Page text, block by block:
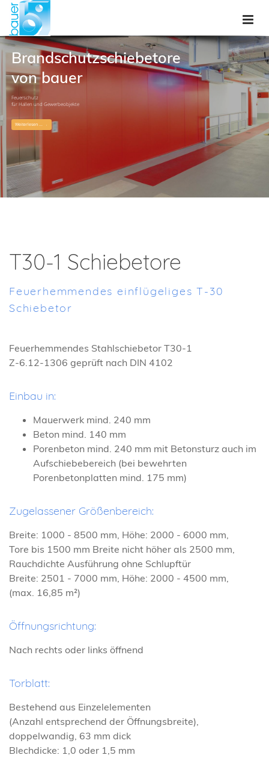
Brandschutzschiebetore
von bauer
Feuerschutz
für Hallen und Gewerbeobjekte
Weiterlesen ...
T30-1 Schiebetore
Feuerhemmendes einflügeliges T-30
Schiebetor
Feuerhemmendes Stahlschiebetor T30-1
Z-6.12-1306 geprüft nach DIN 4102
Einbau in:
Mauerwerk mind. 240 mm
Beton mind. 140 mm
Porenbeton mind. 240 mm mit Betonsturz auch im
Aufschiebebereich (bei bewehrten
Porenbetonplatten mind. 175 mm)
Zugelassener Größenbereich:
Breite: 1000 - 8500 mm, Höhe: 2000 - 6000 mm,
Tore bis 1500 mm Breite nicht höher als 2500 mm,
Rauchdichte Ausführung ohne Schlupftür
Breite: 2501 - 7000 mm, Höhe: 2000 - 4500 mm,
(max. 16,85 m²)
Öffnungsrichtung:
Nach rechts oder links öffnend
Torblatt:
Bestehend aus Einzelelementen
(Anzahl entsprechend der Öffnungsbreite),
doppelwandig, 63 mm dick
Blechdicke: 1,0 oder 1,5 mm